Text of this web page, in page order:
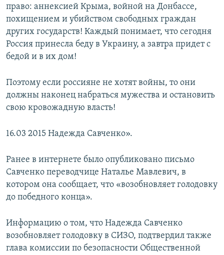
право: аннексией Крыма, войной на Донбассе,
похищением и убийством свободных граждан
других государств! Каждый понимает, что сегодня
Россия принесла беду в Украину, а завтра придет с
бедой и в их дом!
Поэтому если россияне не хотят войны, то они
должны наконец набраться мужества и остановить
свою кровожадную власть!
16.03 2015 Надежда Савченко».
Ранее в интернете было опубликовано письмо
Савченко переводчице Наталье Мавлевич, в
котором она сообщает, что «возобновляет голодовку
до победного конца».
Информацию о том, что Надежда Савченко
возобновляет голодовку в СИЗО, подтвердил также
глава комиссии по безопасности Общественной